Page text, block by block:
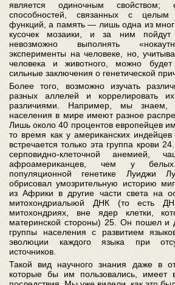
является одиночным
способностей, связанных с целым
функций, а память — лишь одна из
кусочек мозаики, и за ним пойдут
невозможно выполнять
эксперименты на человеке, но,
человека и животного, можно
сильные заключения о генетической
Более того, возможно изучать
разных аллелей и коррелировать
различиями. Например, мы знаем,
населения в мире имеют разное
Лишь около 40 процентов европейцев
то время как у американских индейцев
встречается только эта группа крови
серповидно-клеточной анемией,
афроамериканцев, чем у
популяционной генетике Луиджи
обрисовал умозрительную историю
из Африки в другие части света на
митохондриалыюй ДНК (то есть
митохондриях, вне ядер клетки,
материнской стороны) 25. Он пошел и
группы населения с развитием
эволюции каждого языка при
источников.
Такой вид научного знания даже в
которые бы им пользовались, имеет